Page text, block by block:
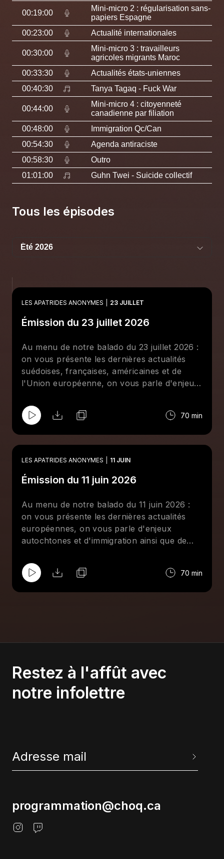
00:19:00
Mini-micro 2 : régularisation sans-
papiers Espagne
00:23:00
Actualité internationales
00:30:00
Mini-micro 3 : travailleurs
agricoles migrants Maroc
00:33:30
Actualités états-uniennes
00:40:30
Tanya Tagaq - Fuck War
00:44:00
Mini-micro 4 : citoyenneté
canadienne par filiation
00:48:00
Immigration Qc/Can
00:54:30
Agenda antiraciste
00:58:30
Outro
01:01:00
Guhn Twei - Suicide collectif
Tous les épisodes
LES APATRIDES ANONYMES 23 JUILLET
Émission du 23 juillet 2026
Au menu de notre balado du 23 juillet 2026 :
on vous présente les dernières actualités
suédoises, françaises, américaines et de
l'Union européenne, on vous parle d'enjeux
vous met à jour sur la répression des luttes
propalestiniennes ici et ailleurs, on revient
vous propose l'agenda antiraciste ainsi que
des découvertes musicales.
70 min
LES APATRIDES ANONYMES 11 JUIN
Émission du 11 juin 2026
Au menu de notre balado du 11 juin 2026 :
on vous présente les dernières actualités
européennes, on vous parle d'enjeux
autochtones et d'immigration ainsi que de
on vous propose l'agenda antiraciste ainsi
que des découvertes musicales.
70 min
Restez à l'affût avec
notre infolettre
programmation@choq.ca